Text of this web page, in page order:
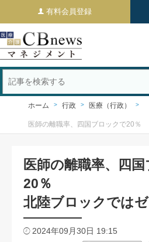
有料会員登録
ホーム 行政 医療（行政）
医師の離職率、四国ブロックで20％
医師の離職率、四
20％
北陸ブロックでは
2024年09月30日 19:15